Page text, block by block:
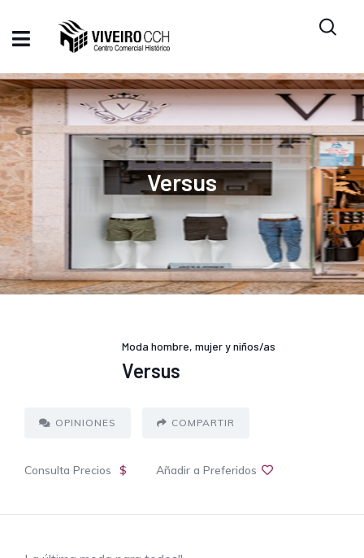
Versus
Moda hombre, mujer y niños/as
Versus
OPINIONES COMPARTIR
Consulta Precios $ Añadir a Preferidos